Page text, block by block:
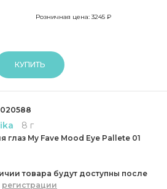
Розничная цена: 3245 ₽
КУПИТЬ
8 г
глаз My Fave Mood Eye Pallete 01
товара будут доступны после
регистрации